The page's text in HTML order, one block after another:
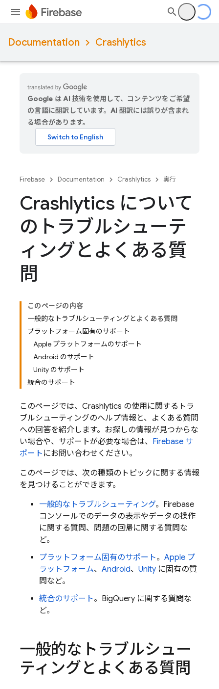
Documentation Crashlytics
Google は AI 技術を使用して、コンテンツをご希望
の言語に翻訳しています。AI 翻訳には誤りが含まれ
る場合があります。
Firebase Documentation Crashlytics 実行
Crashlytics について
のトラブルシューテ
ィングとよくある質
問
このページの内容
一般的なトラブルシューティングとよくある質問
プラットフォーム固有のサポート
Apple プラットフォームのサポート
Android のサポート
Unity のサポート
統合のサポート
このページでは、 Crashlytics の使用に関するトラ
ブルシューティングのヘルプ情報と、よくある質問
への回答を紹介します。お探しの情報が見つからな
い場合や、サポートが必要な場合は、 Firebase サ
ポート にお問い合わせください。
このページでは、次の種類のトピックに関する情報
を見つけることができます。
一般的なトラブルシューティング。 Firebase
コンソールでのデータの表示やデータの操作
に関する質問、問題の回帰に関する質問な
ど。
プラットフォーム固有のサポート。 Apple プ
ラットフォーム、 Android、 Unity に固有の質
問など。
統合のサポート。 BigQuery に関する質問な
ど。
一般的なトラブルシュー
ティングとよくある質問